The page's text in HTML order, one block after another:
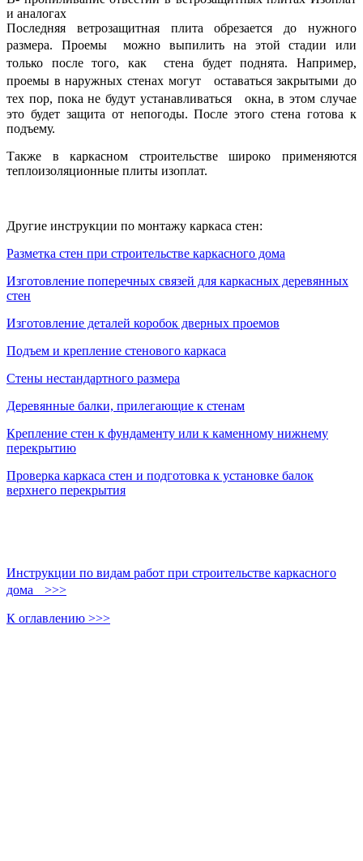
и аналогах
Последняя ветрозащитная плита обрезается до нужного
размера. Проемы можно выпилить на этой стадии или
только после того, как стена будет поднята. Например,
проемы в наружных стенах могут оставаться закрытыми до
тех пор, пока не будут устанавливаться окна, в этом случае
это будет защита от непогоды. После этого стена готова к
подъему.
Также в каркасном строительстве широко применяются
теплоизоляционные плиты изоплат.
Другие инструкции по монтажу каркаса стен:
Разметка стен при строительстве каркасного дома
Изготовление поперечных связей для каркасных деревянных
стен
Изготовление деталей коробок дверных проемов
Подъем и крепление стенового каркаса
Стены нестандартного размера
Деревянные балки, прилегающие к стенам
Крепление стен к фундаменту или к каменному нижнему
перекрытию
Проверка каркаса стен и подготовка к установке балок
верхнего перекрытия
Инструкции по видам работ при строительстве каркасного
дома >>>
К оглавлению >>>